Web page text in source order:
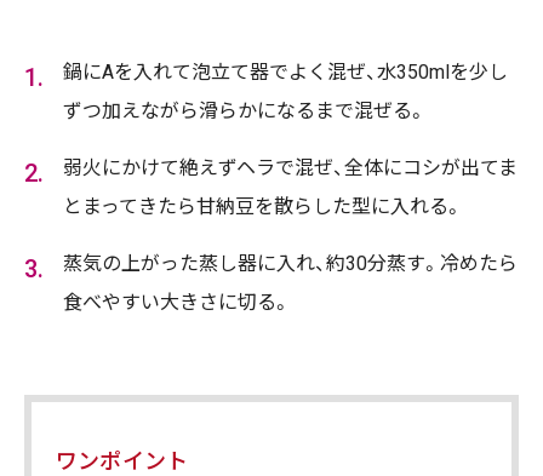
鍋にAを入れて泡立て器でよく混ぜ、水350mlを少し
ずつ加えながら滑らかになるまで混ぜる。
弱火にかけて絶えずヘラで混ぜ、全体にコシが出てま
とまってきたら甘納豆を散らした型に入れる。
蒸気の上がった蒸し器に入れ、約30分蒸す。冷めたら
食べやすい大きさに切る。
ワンポイント